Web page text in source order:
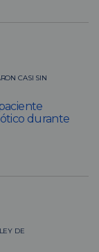
CASI SIN
durante
DE